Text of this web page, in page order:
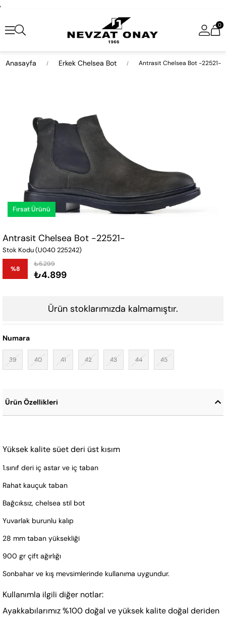
,
0
Anasayfa Erkek Chelsea Bot Antrasit Chelsea Bot -22521-
Fırsat Ürünü
Antrasit Chelsea Bot -22521-
Stok Kodu(U040 225242)
%8
İndirim
₺5.299
₺4.899
Ürün stoklarımızda kalmamıştır.
Numara
39 40 41 42 43 44 45
Ürün Özellikleri
Yüksek kalite süet deri üst kısım
1.sınıf deri iç astar ve iç taban
Rahat kauçuk taban
Bağcıksız, chelsea stil bot
Yuvarlak burunlu kalıp
28 mm taban yüksekliği
900 gr çift ağırlığı
Sonbahar ve kış mevsimlerinde kullanıma uygundur.
Kullanımla ilgili diğer notlar:
Ayakkabılarımız %100 doğal ve yüksek kalite doğal deriden